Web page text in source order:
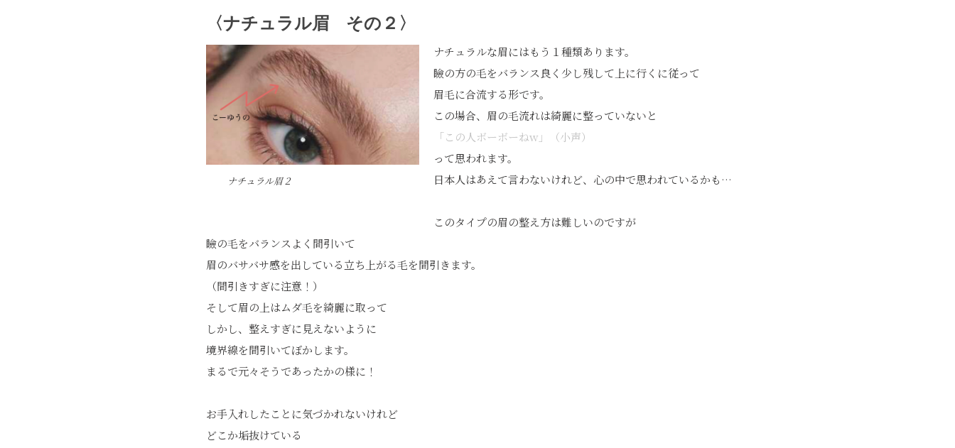
〈ナチュラル眉 その２〉
ナチュラル眉２
ナチュラルな眉にはもう１種類あります。
瞼の方の毛をバランス良く少し残して上に行くに従って
眉毛に合流する形です。
この場合、眉の毛流れは綺麗に整っていないと
「この人ボーボーねw」（小声）
って思われます。
日本人はあえて言わないけれど、心の中で思われているかも…
このタイプの眉の整え方は難しいのですが
瞼の毛をバランスよく間引いて
眉のバサバサ感を出している立ち上がる毛を間引きます。
（間引きすぎに注意！）
そして眉の上はムダ毛を綺麗に取って
しかし、整えすぎに見えないように
境界線を間引いてぼかします。
まるで元々そうであったかの様に！
お手入れしたことに気づかれないけれど
どこか垢抜けている